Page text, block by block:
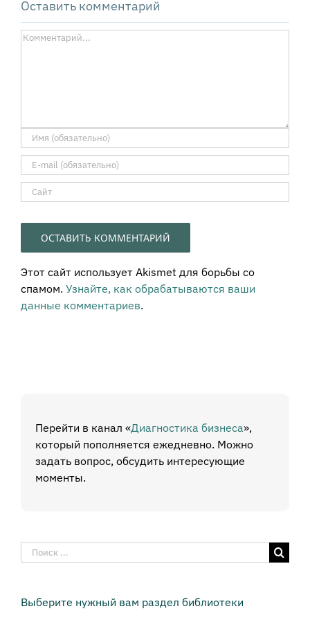
Оставить комментарий
Комментарий
Этот сайт использует Akismet для борьбы со
спамом. Узнайте, как обрабатываются ваши
данные комментариев.
Перейти в канал «Диагностика бизнеса»,
который пополняется ежедневно. Можно
задать вопрос, обсудить интересующие
моменты.
Результат
поиска:
Выберите нужный вам раздел библиотеки